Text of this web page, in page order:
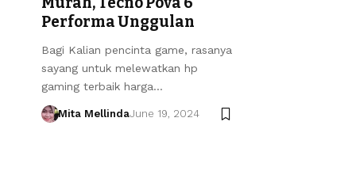
Performa Unggulan
Bagi Kalian pencinta game, rasanya
sayang untuk melewatkan hp
gaming terbaik harga…
Mita MellindaJune 19, 2024